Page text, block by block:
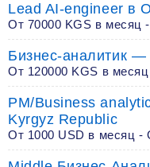
Lead AI-engineer в
От 70000 KGS в месяц
Бизнес-аналитик
От 120000 KGS в
PM/Business
Kyrgyz Republic
От 1000 USD в месяц